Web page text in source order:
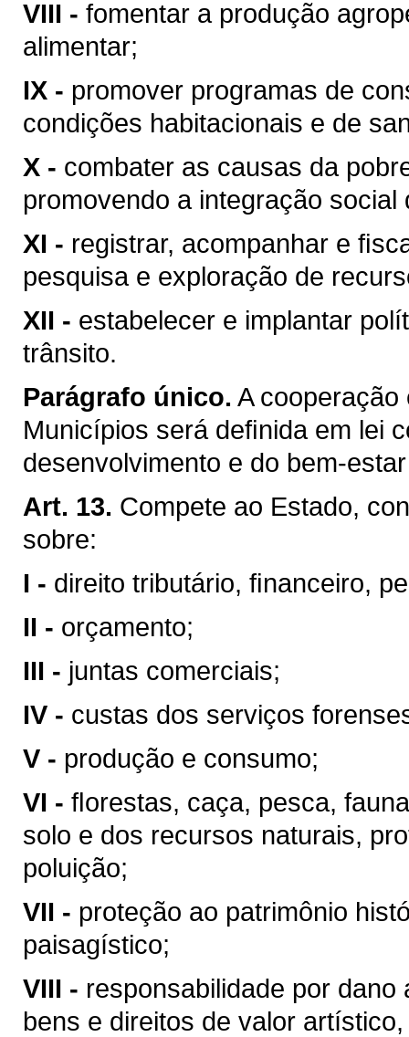
VIII - fomentar a produção
alimentar;
IX - promover programas de
condições habitacionais e de
X - combater as causas da
promovendo a integração
XI - registrar, acompanhar e
pesquisa e exploração de
XII - estabelecer e implantar
trânsito.
Parágrafo único. A cooperação
Municípios será deﬁnida em lei
desenvolvimento e do bem-
Art. 13. Compete ao Estado,
sobre:
I - direito tributário, ﬁnanceiro,
II - orçamento;
III - juntas comerciais;
IV - custas dos serviços
V - produção e consumo;
VI - ﬂorestas, caça, pesca,
solo e dos recursos naturais,
poluição;
VII - proteção ao patrimônio
paisagístico;
VIII - responsabilidade por
bens e direitos de valor